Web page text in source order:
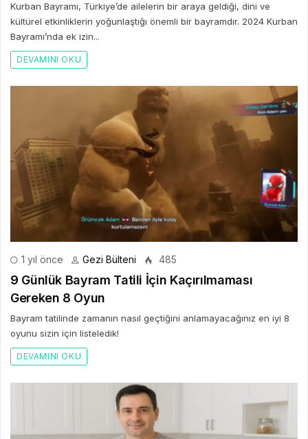
Kurban Bayramı, Türkiye’de ailelerin bir araya geldiği, dini ve
kültürel etkinliklerin yoğunlaştığı önemli bir bayramdır. 2024 Kurban
Bayramı’nda ek izin...
DEVAMINI OKU
1 yıl önce Gezi Bülteni 485
9 Günlük Bayram Tatili İçin Kaçırılmaması
Gereken 8 Oyun
Bayram tatilinde zamanın nasıl geçtiğini anlamayacağınız en iyi 8
oyunu sizin için listeledik!
DEVAMINI OKU